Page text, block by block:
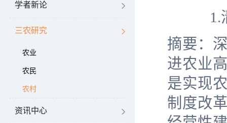
学者新论
三农研究
农业
农民
农村
资讯中心
1.
摘要：
进农业
是实现
制度改